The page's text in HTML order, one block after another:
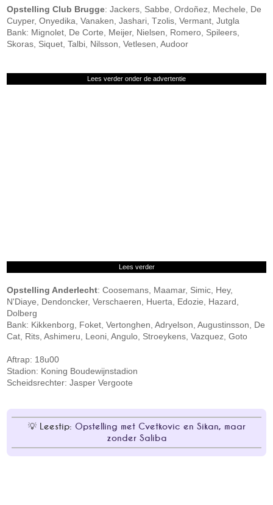
Opstelling Club Brugge: Jackers, Sabbe, Ordoñez, Mechele, De
Cuyper, Onyedika, Vanaken, Jashari, Tzolis, Vermant, Jutgla
Bank: Mignolet, De Corte, Meijer, Nielsen, Romero, Spileers,
Skoras, Siquet, Talbi, Nilsson, Vetlesen, Audoor
Lees verder onder de advertentie
Lees verder
Opstelling Anderlecht: Coosemans, Maamar, Simic, Hey,
N'Diaye, Dendoncker, Verschaeren, Huerta, Edozie, Hazard,
Dolberg
Bank: Kikkenborg, Foket, Vertonghen, Adryelson, Augustinsson, De
Cat, Rits, Ashimeru, Leoni, Angulo, Stroeykens, Vazquez, Goto
Aftrap: 18u00
Stadion: Koning Boudewijnstadion
Scheidsrechter: Jasper Vergoote
Leestip: Opstelling met Cvetkovic en Sikan, maar
zonder Saliba